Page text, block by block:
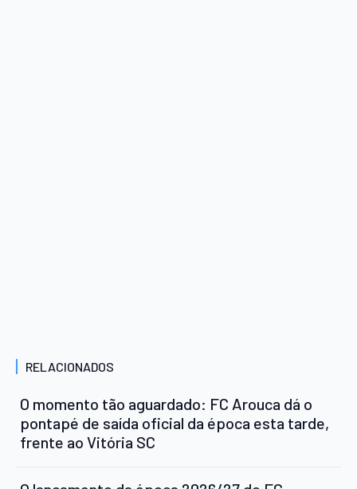
RELACIONADOS
O momento tão aguardado: FC Arouca dá o
pontapé de saída oficial da época esta tarde,
frente ao Vitória SC